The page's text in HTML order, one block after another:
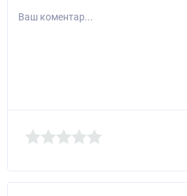
Ваш коментар...